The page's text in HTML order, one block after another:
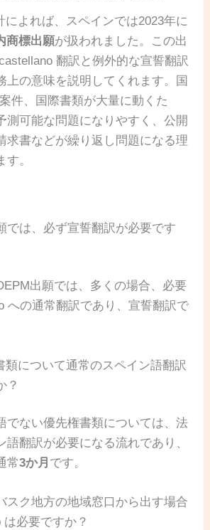
によれば、スペインでは2023年に
商標出願が扱われました。この出
翻訳と例外的な宣誓翻訳
上の意味を説明してくれます。国
件、国際書類が大量に動くた
測可能な問題になりやすく、公開
求書などが繰り返し問題になる理
。
では、必ず宣誓翻訳が必要です
出願では、多くの場合、必要
への通常翻訳であり、宣誓翻訳で
類について通常のスペイン語翻訳
？
でない優先権書類については、法
語翻訳が必要になる流れであり、
常3か月 です。
スク地方の地域窓口から出す場合
必要ですか？